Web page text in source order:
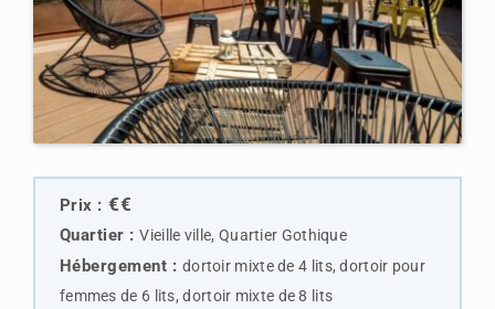
Prix : €€
Quartier : Vieille ville, Quartier Gothique
Hébergement : dortoir mixte de 4 lits, dortoir pour
femmes de 6 lits, dortoir mixte de 8 lits